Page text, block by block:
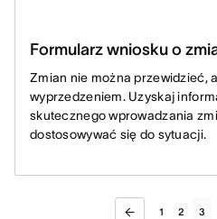
Formularz wniosku o
Zmian nie można przewidzieć,
wyprzedzeniem. Uzyskaj
skutecznego wprowadzania
dostosowywać się do sytuacji.
1 2 3